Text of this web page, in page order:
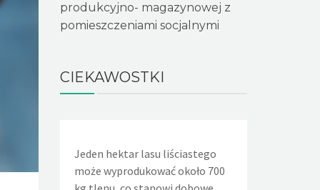
produkcyjno- magazynowej z
pomieszczeniami socjalnymi
CIEKAWOSTKI
Jeden hektar lasu liściastego
może wyprodukować około 700
Jeden nieszczelny, lekko kapiący
kran powoduje, że w ciągu doby